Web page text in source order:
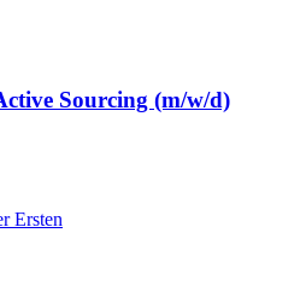
Sourcing (m/w/d)
Ersten